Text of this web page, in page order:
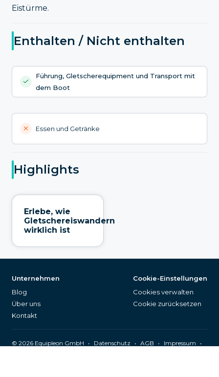
Eistürme.
Enthalten / Nicht enthalten
Führung, Gletscherequipment und Transport mit
dem Boot
Essen und Getränke
Highlights
Erlebe, wie
Gletschereiswandern
wirklich ist
Unternehmen
Blog
Über uns
Kontakt
Cookie-Einstellungen
Cookies verwalten
Cookie zurücksetzen
© 2026 Equipleon GmbH • Datenschutz • AGB • Impressum
•